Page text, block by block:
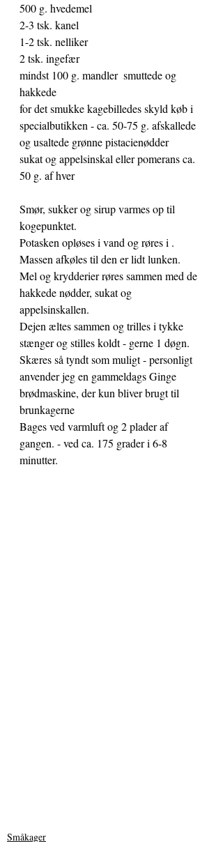
500 g. hvedemel
2-3 tsk. kanel
1-2 tsk. nelliker
2 tsk. ingefær
mindst 100 g. mandler  smuttede og
hakkede
for det smukke kagebilledes skyld køb i
specialbutikken - ca. 50-75 g. afskallede
og usaltede grønne pistacienødder
sukat og appelsinskal eller pomerans ca.
50 g. af hver
Smør, sukker og sirup varmes op til
kogepunktet.
Potasken opløses i vand og røres i .
Massen afkøles til den er lidt lunken.
Mel og krydderier røres sammen med de
hakkede nødder, sukat og
appelsinskallen.
Dejen æltes sammen og trilles i tykke
stænger og stilles koldt - gerne 1 døgn.
Skæres så tyndt som muligt - personligt
anvender jeg en gammeldags Ginge
brødmaskine, der kun bliver brugt til
brunkagerne
Bages ved varmluft og 2 plader af
gangen. - ved ca. 175 grader i 6-8
minutter.
Småkager